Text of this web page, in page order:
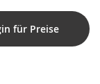
für Preise